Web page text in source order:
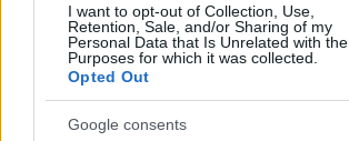
I want to opt-out of Collection, Use,
Retention, Sale, and/or Sharing of my
Personal Data that Is Unrelated with the
Purposes for which it was collected.
Opted Out
Google consents
Lgbtq News
Olanda